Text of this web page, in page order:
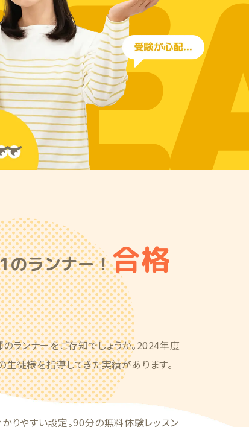
のランナー！合格
ランナーをご存知でしょうか。2024年度
徒様を指導してきた実績があります。
りやすい設定。90分の無料体験レッスン